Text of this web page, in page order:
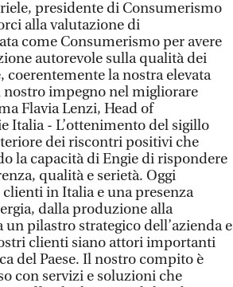
presidente di Consumerismo
alla valutazione di
come Consumerismo per avere
autorevole sulla qualità dei
la nostra elevata
impegno nel migliorare
Flavia Lenzi, Head of
Italia - L’ottenimento del sigillo
dei riscontri positivi che
la capacità di Engie di rispondere
qualità e serietà. Oggi
in Italia e una presenza
dalla produzione alla
pilastro strategico dell’azienda e
clienti siano attori importanti
del Paese. Il nostro compito è
con servizi e soluzioni che